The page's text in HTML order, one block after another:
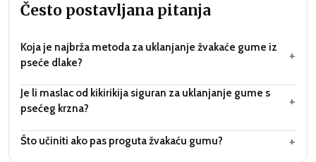
Često postavljana pitanja
Koja je najbrža metoda za uklanjanje žvakaće gume iz
pseće dlake?
+
Je li maslac od kikirikija siguran za uklanjanje gume s
psećeg krzna?
+
Što učiniti ako pas proguta žvakaću gumu? +